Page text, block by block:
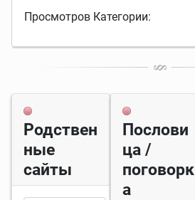
Просмотров Категории:
Родствен
ные
сайты
Послови
ца /
поговорк
а